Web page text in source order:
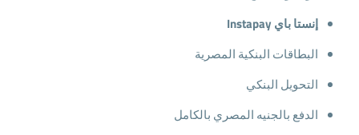
إنستا باي Instapay
البطاقات البنكية المصرية
التحويل البنكي
الدفع بالجنيه المصري بالكامل